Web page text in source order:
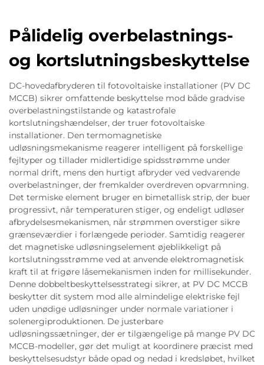
Pålidelig overbelastnings-
og kortslutningsbeskyttelse
DC-hovedafbryderen til fotovoltaiske installationer (PV DC
MCCB) sikrer omfattende beskyttelse mod både gradvise
overbelastningstilstande og katastrofale
kortslutningshændelser, der truer fotovoltaiske
installationer. Den termomagnetiske
udløsningsmekanisme reagerer intelligent på forskellige
fejltyper og tillader midlertidige spidsstrømme under
normal drift, mens den hurtigt afbryder ved vedvarende
overbelastninger, der fremkalder overdreven opvarmning.
Det termiske element bruger en bimetallisk strip, der buer
progressivt, når temperaturen stiger, og endeligt udløser
afbrydelsesmekanismen, når strømmen overstiger sikre
grænseværdier i forlængede perioder. Samtidig reagerer
det magnetiske udløsningselement øjeblikkeligt på
kortslutningsstrømme ved at anvende elektromagnetisk
kraft til at frigøre låsemekanismen inden for millisekunder.
Denne dobbeltbeskyttelsesstrategi sikrer, at PV DC MCCB
beskytter dit system mod alle almindelige elektriske fejl
uden unødige udløsninger under normale variationer i
solenergiproduktionen. De justerbare
udløsningssætninger, der er tilgængelige på mange PV DC
MCCB-modeller, gør det muligt at koordinere præcist med
beskyttelsesudstyr både opad og nedad i kredsløbet, hvilket